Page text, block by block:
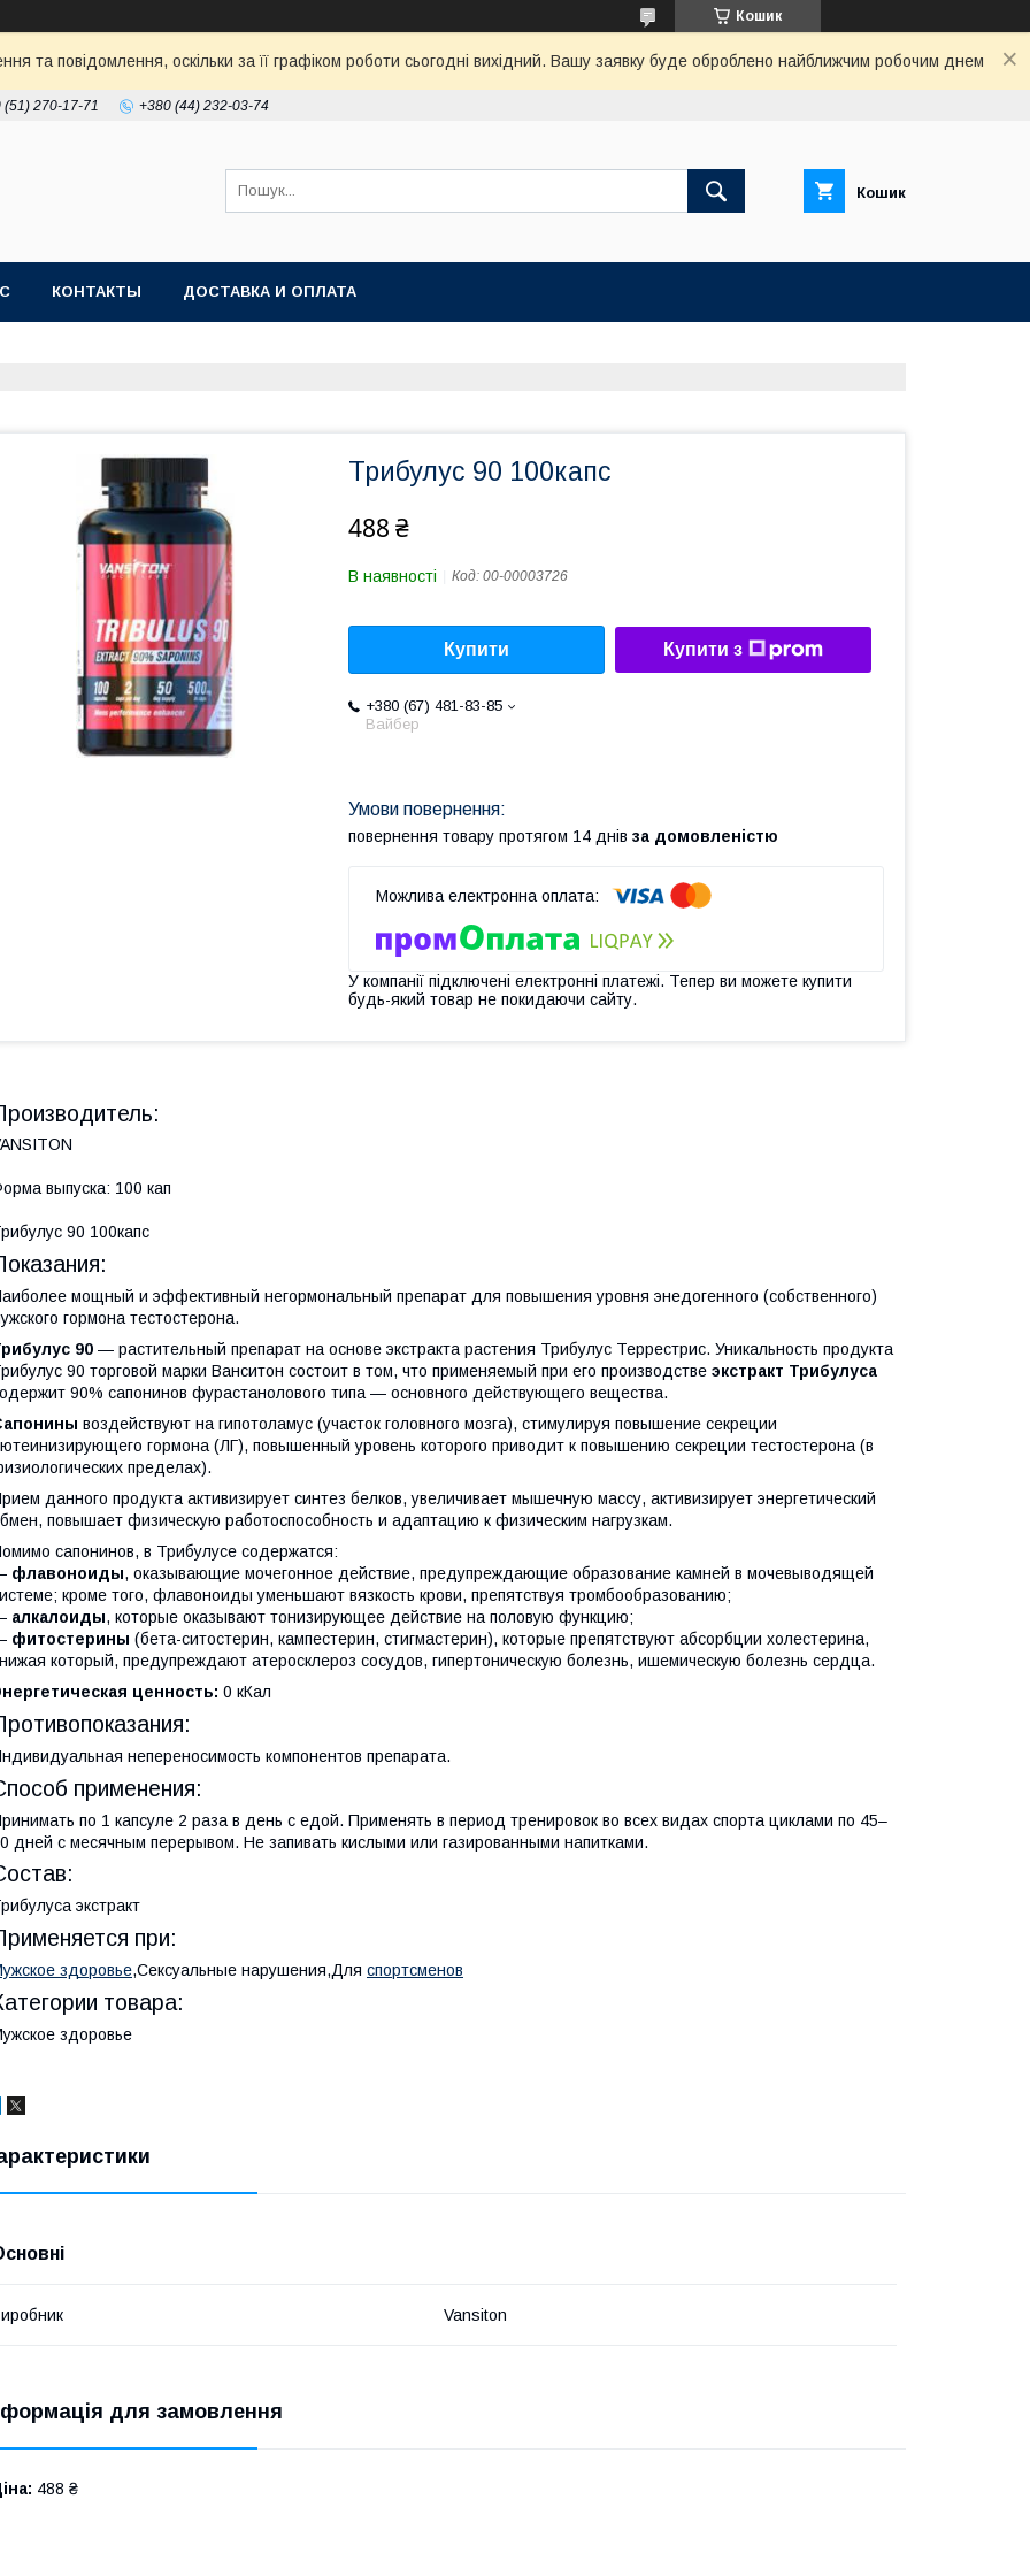
Кошик
та повідомлення, оскільки за її графіком роботи сьогодні вихідний. Вашу заявку буде оброблено найближчим робочим днем
(51) 270-17-71 +380 (44) 232-03-74
Кошик
КОНТАКТЫ ДОСТАВКА И ОПЛАТА
Трибулус 90 100капс
488 ₴
В наявності Код: 00-00003726
Купити Купити з
+380 (67) 481-83-85
Вайбер
повернення товару протягом 14 днів за домовленістю
У компанії підключені електронні платежі. Тепер ви можете купити
будь-який товар не покидаючи сайту.
выпуска: 100 кап
90 100капс
мощный и эффективный негормональный препарат для повышения уровня энедогенного (собственного)
гормона тестостерона.
90 — растительный препарат на основе экстракта растения Трибулус Террестрис. Уникальность продукта
90 торговой марки Ванситон состоит в том, что применяемый при его производстве экстракт Трибулуса
90% сапонинов фурастанолового типа — основного действующего вещества.
воздействуют на гипотоламус (участок головного мозга), стимулируя повышение секреции
гормона (ЛГ), повышенный уровень которого приводит к повышению секреции тестостерона (в
пределах).
данного продукта активизирует синтез белков, увеличивает мышечную массу, активизирует энергетический
повышает физическую работоспособность и адаптацию к физическим нагрузкам.
сапонинов, в Трибулусе содержатся:
флавоноиды, оказывающие мочегонное действие, предупреждающие образование камней в мочевыводящей
кроме того, флавоноиды уменьшают вязкость крови, препятствуя тромбообразованию;
алкалоиды, которые оказывают тонизирующее действие на половую функцию;
фитостерины (бета-ситостерин, кампестерин, стигмастерин), которые препятствуют абсорбции холестерина,
который, предупреждают атеросклероз сосудов, гипертоническую болезнь, ишемическую болезнь сердца.
ценность: 0 кКал
непереносимость компонентов препарата.
применения:
по 1 капсуле 2 раза в день с едой. Применять в период тренировок во всех видах спорта циклами по 45–
дней с месячным перерывом. Не запивать кислыми или газированными напитками.
экстракт
при:
здоровье,Сексуальные нарушения,Для спортсменов
товара:
здоровье
Vansiton
для замовлення
488 ₴